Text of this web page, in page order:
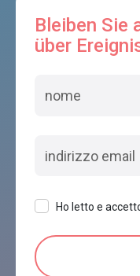
Bleiben Sie
über
Ho letto e